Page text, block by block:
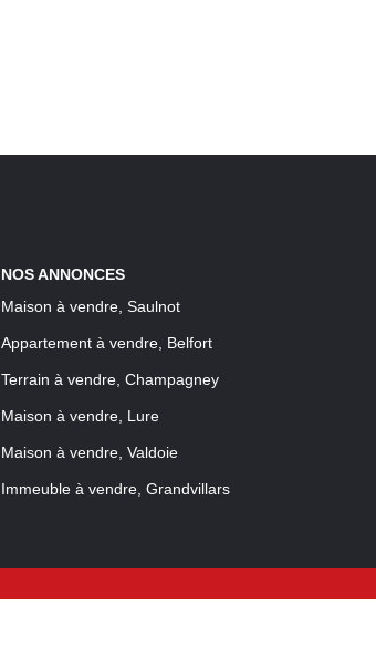
NOS ANNONCES
Maison à vendre, Saulnot
Appartement à vendre, Belfort
Terrain à vendre, Champagney
Maison à vendre, Lure
Maison à vendre, Valdoie
Immeuble à vendre, Grandvillars